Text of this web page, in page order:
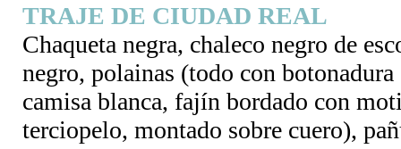
TRAJE DE CIUDAD REAL
Chaqueta negra, chaleco negro de
negro, polainas (todo con
camisa blanca, fajín bordado con
terciopelo, montado sobre cuero),